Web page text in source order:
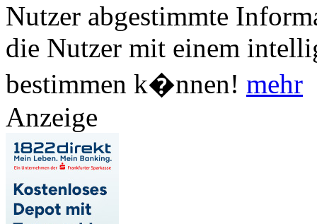
Nutzer abgestimmte
die Nutzer mit einem
bestimmen k�nnen! mehr
Anzeige